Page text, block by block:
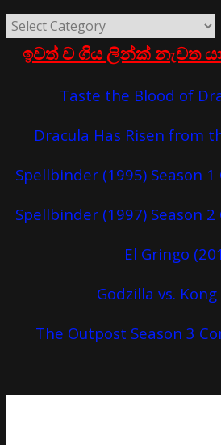
ඉවත් ව ගිය ලින්ක් නැවත
Taste the Blood of
Dracula Has Risen from
Spellbinder (1995) Season
Spellbinder (1997) Season
El Gringo
Godzilla vs. Kong
The Outpost Season 3